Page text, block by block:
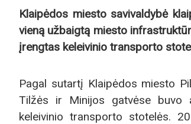
Klaipėdos miesto savivaldybė
vieną užbaigtą miesto
įrengtas keleivinio transporto
Pagal sutartį Klaipėdos miesto
Tilžės ir Minijos gatvėse buvo
keleivinio transporto stotelės.